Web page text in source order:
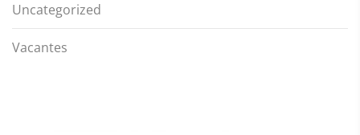
Uncategorized
Vacantes